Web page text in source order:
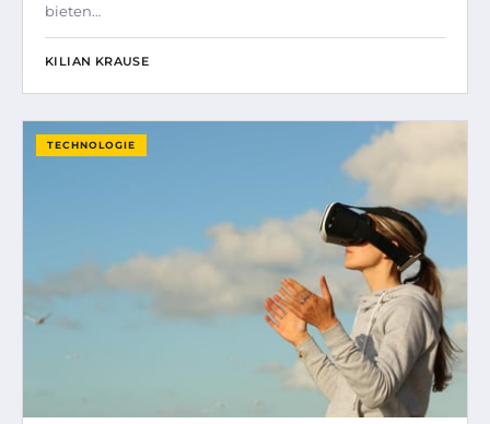
bieten…
KILIAN KRAUSE
TECHNOLOGIE